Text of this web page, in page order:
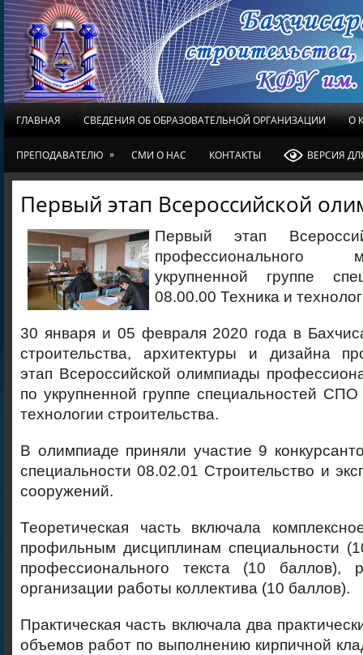
ГЛАВНАЯ СВЕДЕНИЯ ОБ ОБРАЗОВАТЕЛЬНОЙ ОРГАНИЗАЦИИ О
ПРЕПОДАВАТЕЛЮ » СМИ О НАС КОНТАКТЫ ВЕРСИЯ
Первый этап Всероссийской
Первый этап
профессионального
укрупненной группе
08.00.00 Техника и
30 января и 05 февраля 2020 года в
строительства, архитектуры и дизайна
этап Всероссийской олимпиады
по укрупненной группе специальностей
технологии строительства.
В олимпиаде приняли участие 9
специальности 08.02.01 Строительство и
сооружений.
Теоретическая часть включала
профильным дисциплинам специальности
профессионального текста (10 баллов),
организации работы коллектива (10 баллов).
Практическая часть включала два
объемов работ по выполнению кирпичной